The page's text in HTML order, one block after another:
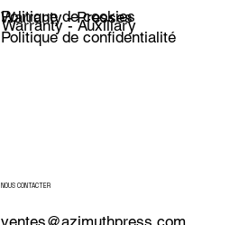
Politique de cookies
Politique de confidentialité
Warranty - Presses
Warranty - Auxiliary
NOUS CONTACTER
ventes@azimuthpress.com